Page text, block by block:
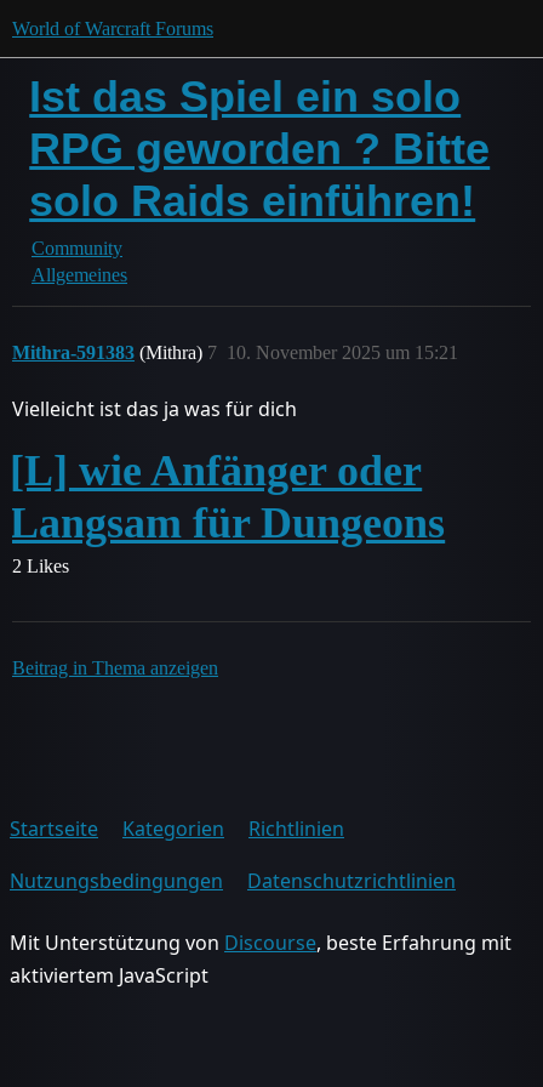
World of Warcraft Forums
Ist das Spiel ein solo
RPG geworden ? Bitte
solo Raids einführen!
Community
Allgemeines
Mithra-591383 (Mithra) 10. November 2025 um 15:21
7
Vielleicht ist das ja was für dich
[L] wie Anfänger oder
Langsam für Dungeons
2 Likes
Beitrag in Thema anzeigen
Startseite Kategorien
Richtlinien
Nutzungsbedingungen
Datenschutzrichtlinien
Mit Unterstützung von Discourse, beste Erfahrung mit
aktiviertem JavaScript